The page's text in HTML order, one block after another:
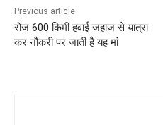
Previous article
रोज 600 किमी हवाई जहाज से यात्रा
कर नौकरी पर जाती है यह मां